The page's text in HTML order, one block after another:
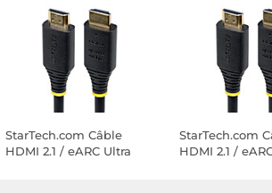
StarTech.com Câble
HDMI 2.1 / eARC Ultra
StarTech.com
HDMI 2.1 /